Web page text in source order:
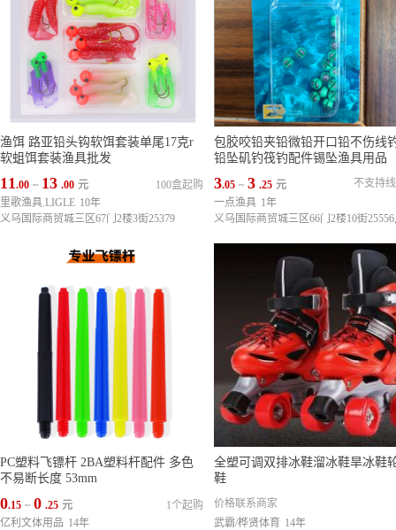
渔饵 路亚铅头钩软饵套装单尾17克r
软蛆饵套装渔具批发
11.00 ~ 13 .00 元
100盒起购
里歌渔具.LIGLE 10年
义乌国际商贸城三区67门2楼3街25379
包胶咬铅夹铅微铅开口铅不伤线
铅坠矶钓筏钓配件锡坠渔具用品
3.05 ~ 3 .25 元
不支持
一点渔具 1年
PC塑料飞镖杆 2BA塑料杆配件 多色
不易断长度 53mm
0.15 ~ 0 .25 元
1个起购
亿利文体用品 14年
全塑可调双排冰鞋溜冰鞋旱冰鞋
鞋
价格联系商家
武霸/桦贤体育 14年